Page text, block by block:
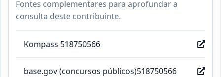
Fontes complementares para aprofundar a
consulta deste contribuinte.
Kompass 518750566
base.gov (concursos públicos)518750566